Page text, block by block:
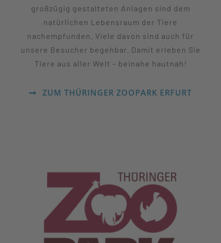
großzügig gestalteten Anlagen sind dem
natürlichen Lebensraum der Tiere
nachempfunden. Viele davon sind auch für
unsere Besucher begehbar. Damit erleben Sie
Tiere aus aller Welt – beinahe hautnah!
ZUM THÜRINGER ZOOPARK ERFURT